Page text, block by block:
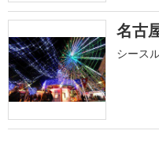
名古
シース